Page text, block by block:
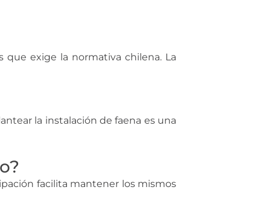
exige la normativa chilena. La
la instalación de faena es una
facilita mantener los mismos